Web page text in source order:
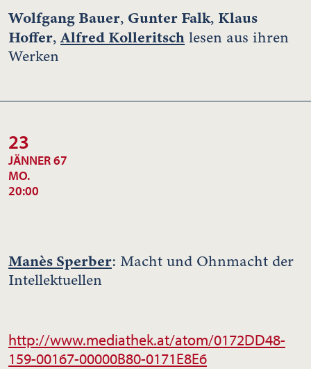
Wolfgang Bauer, Gunter Falk, Klaus
Hoffer,Alfred Kolleritsch lesen aus ihren
Werken
23
JÄNNER 67
MO.
20:00
Manès Sperber: Macht und Ohnmacht der
Intellektuellen
http://www.mediathek.at/atom/0172DD48-
159-00167-00000B80-0171E8E6